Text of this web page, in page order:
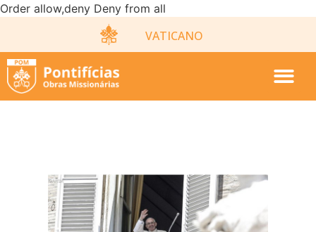
Order allow,deny Deny from all
VATICANO